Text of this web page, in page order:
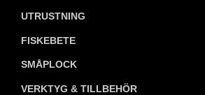
UTRUSTNING
FISKEBETE
SMÅPLOCK
VERKTYG & TILLBEHÖR